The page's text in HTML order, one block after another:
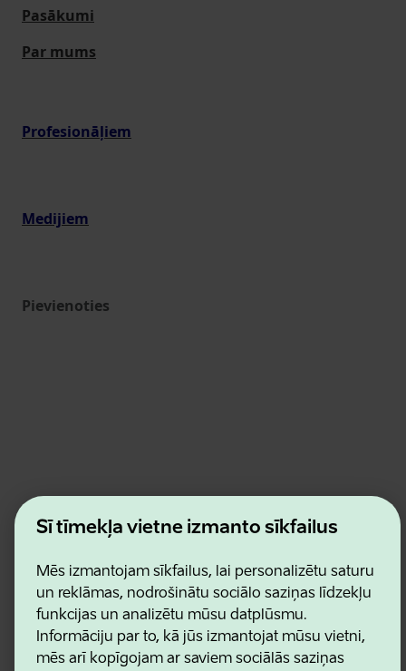
Šī tīmekļa vietne izmanto sīkfailus
Mēs izmantojam sīkfailus, lai personalizētu saturu
un reklāmas, nodrošinātu sociālo saziņas līdzekļu
funkcijas un analizētu mūsu datplūsmu.
Informāciju par to, kā jūs izmantojat mūsu vietni,
mēs arī kopīgojam ar saviem sociālās saziņas
Pasākumi
Par mums
Profesionāļiem
Medijiem
Pievienoties
Estonian Business and Innovation Agency
Kontakti
Lietošanas noteikumi
Sīkdatņu un konfidencialitātes politika